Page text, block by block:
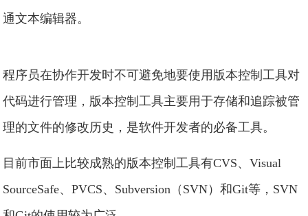
通文本编辑器。
程序员在协作开发时不可避免地要使用版本控制工具对
代码进行管理，版本控制工具主要用于存储和追踪被管
理的文件的修改历史，是软件开发者的必备工具。
目前市面上比较成熟的版本控制工具有CVS、Visual
SourceSafe、PVCS、Subversion（SVN）和Git等，SVN